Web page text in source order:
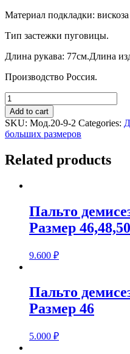
Материал подкладки: вискоза
Тип застежки пуговицы.
Длина рукава: 77см.Длина
Производство Россия.
Пальто
демисезонное
Мод.
20-
9-
Размер
quantity
Add to cart
SKU: Мод.20-9-2 Categories:
больших размеров
Related products
Пальто
Размер 46,48,50
9.600 ₽
Пальто
Размер 46
5.000 ₽